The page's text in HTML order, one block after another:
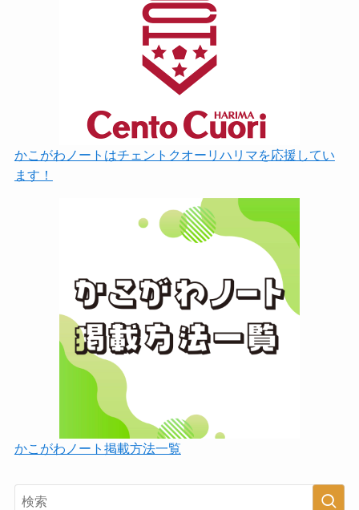
かこがわノートはチェントクオーリハリマを応援してい
ます！
かこがわノート掲載方法一覧